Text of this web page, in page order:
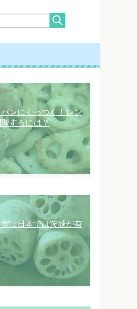
ンにくっつく！レン
するには？
は日本では茨城が有